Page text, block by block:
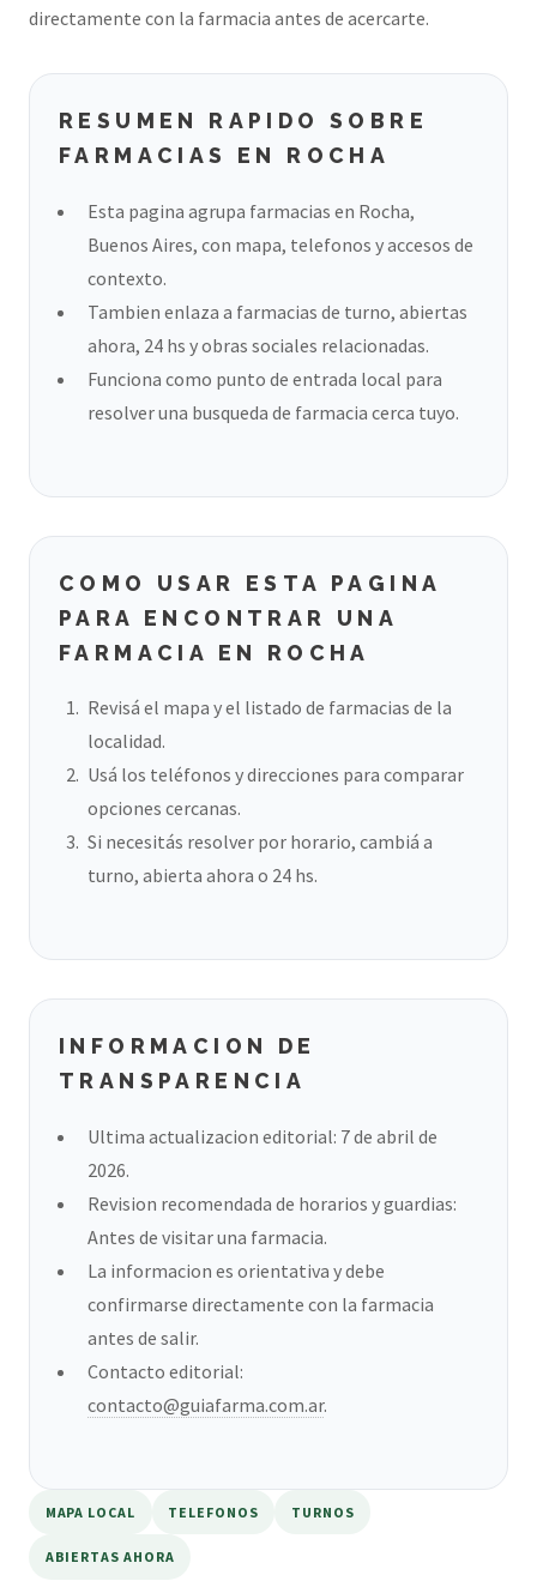
directamente con la farmacia antes de acercarte.
RESUMEN RAPIDO SOBRE
FARMACIAS EN ROCHA
Esta pagina agrupa farmacias en Rocha,
Buenos Aires, con mapa, telefonos y accesos de
contexto.
Tambien enlaza a farmacias de turno, abiertas
ahora, 24 hs y obras sociales relacionadas.
Funciona como punto de entrada local para
resolver una busqueda de farmacia cerca tuyo.
COMO USAR ESTA PAGINA
PARA ENCONTRAR UNA
FARMACIA EN ROCHA
Revisá el mapa y el listado de farmacias de la
localidad.
Usá los teléfonos y direcciones para comparar
opciones cercanas.
Si necesitás resolver por horario, cambiá a
turno, abierta ahora o 24 hs.
INFORMACION DE
TRANSPARENCIA
Ultima actualizacion editorial: 7 de abril de
2026.
Revision recomendada de horarios y guardias:
Antes de visitar una farmacia.
La informacion es orientativa y debe
confirmarse directamente con la farmacia
antes de salir.
Contacto editorial:
contacto@guiafarma.com.ar.
MAPA LOCAL TELEFONOS TURNOS
ABIERTAS AHORA